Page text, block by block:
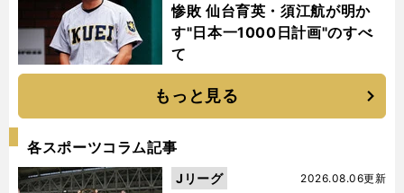
惨敗 仙台育英・須江航が明か
す"日本一1000日計画"のすべ
て
もっと見る
各スポーツコラム記事
2026.08.06更新
Jリーグ